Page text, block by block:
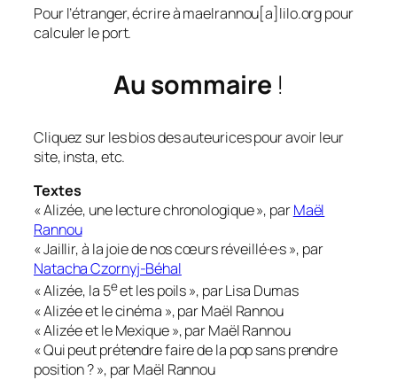
Pour l’étranger, écrire à maelrannou[a]lilo.org pour
calculer le port.
Au sommaire !
Cliquez sur les bios des auteurices pour avoir leur
site, insta, etc.
Textes
« Alizée, une lecture chronologique », parMaël
Rannou
« Jaillir, à la joie de nos cœurs réveillé·e·s », par
Natacha Czornyj-Béhal
« Alizée, la 5eet les poils », par Lisa Dumas
« Alizée et le cinéma », par Maël Rannou
« Alizée et le Mexique », par Maël Rannou
« Qui peut prétendre faire de la pop sans prendre
position ? », par Maël Rannou